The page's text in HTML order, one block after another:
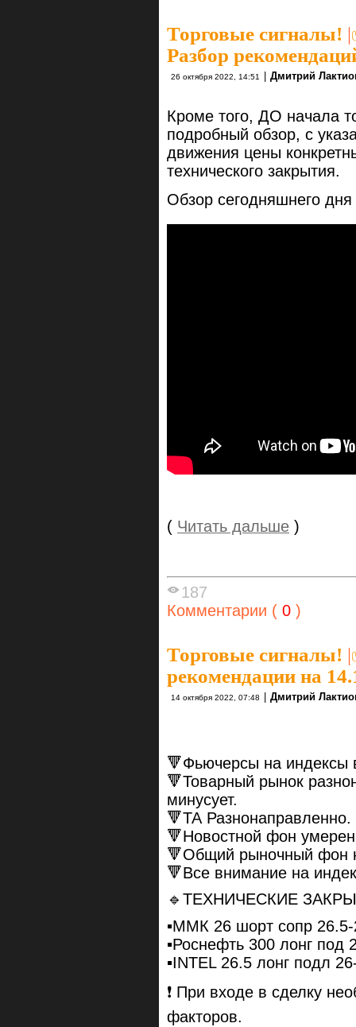
Торговые сигналы! |
Разбор
26 октября 2022, 14:51 Дмитрий
Кроме того, ДО начала
подробный обзор, с
движения цены
технического закрытия.
Обзор сегодняшнего дня
( Читать дальше )
187
Комментарии ( 0 )
Торговые сигналы! |
рекомендации на
14 октября 2022, 07:48 | Дмитрий
🔻Фьючерсы на индексы
🔻Товарный рынок
минусует.
🔻ТА Разнонаправленно.
🔻Новостной фон
🔻Общий рыночный фон
🔻Все внимание на
🔹ТЕХНИЧЕСКИЕ
▪️ММК 26 шорт сопр 26.5-
▪️Роснефть 300 лонг под
▪️INTEL 26.5 лонг подл
❗️ При входе в сделку
факторов.